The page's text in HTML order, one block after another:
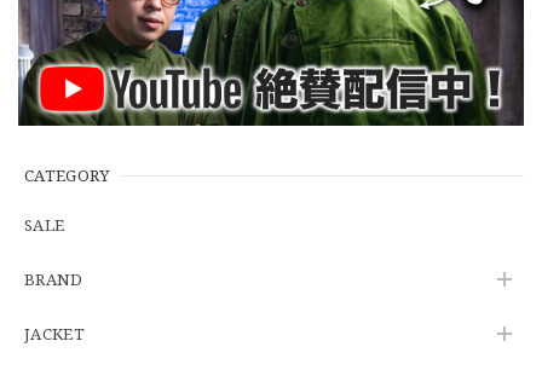
CATEGORY
SALE
BRAND
JACKET
３.1947 New York Cubans
2026/07/01